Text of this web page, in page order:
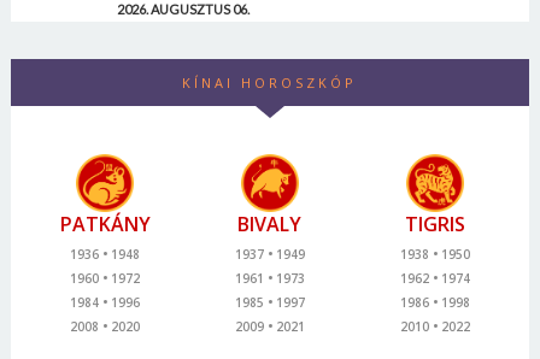
2026. AUGUSZTUS 06.
KÍNAI HOROSZKÓP
PATKÁNY
1936
1948
1960
1972
1984
1996
2008
2020
BIVALY
1937
1949
1961
1973
1985
1997
2009
2021
TIGRIS
1938
1950
1962
1974
1986
1998
2010
2022